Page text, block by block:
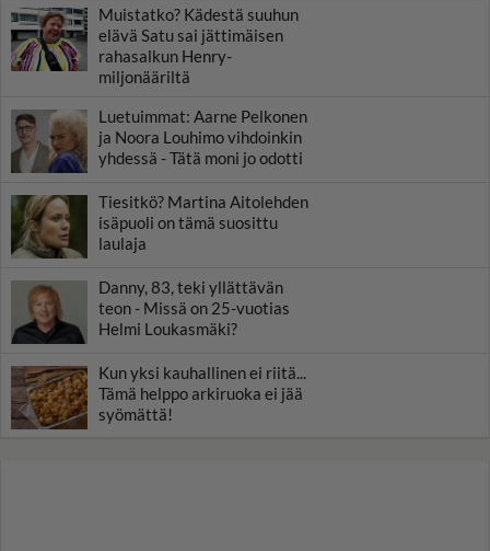
Muistatko? Kädestä suuhun
elävä Satu sai jättimäisen
rahasalkun Henry-
miljonääriltä
Luetuimmat: Aarne Pelkonen
ja Noora Louhimo vihdoinkin
yhdessä - Tätä moni jo odotti
Tiesitkö? Martina Aitolehden
isäpuoli on tämä suosittu
laulaja
Danny, 83, teki yllättävän
teon - Missä on 25-vuotias
Helmi Loukasmäki?
Kun yksi kauhallinen ei riitä...
Tämä helppo arkiruoka ei jää
syömättä!